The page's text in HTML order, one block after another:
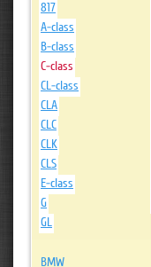
817
A-class
B-class
C-class
CL-class
CLA
CLC
CLK
CLS
E-class
G
GL
BMW